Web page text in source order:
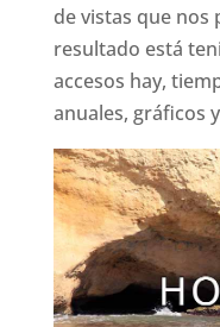
de vistas que nos
resultado está
accesos hay,
anuales, gráficos